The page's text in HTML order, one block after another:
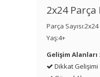
2x24
Parça Sayısı:2x24
Yaş:4+
Gelişim Alanları :
Dikkat Gelişimi